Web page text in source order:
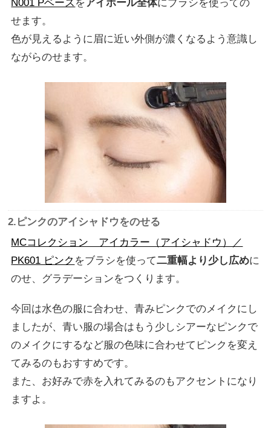
N001 Pベース をアイホール全体にブラシを使っての
せます。
色が見えるように眉に近い外側が濃くなるよう意識し
ながらのせます。
2.ピンクのアイシャドウをのせる
MCコレクション アイカラー（アイシャドウ）／
PK601 ピンク をブラシを使って二重幅より少し広めに
のせ、グラデーションをつくります。
今回は水色の服に合わせ、青みピンクでのメイクにし
ましたが、青い服の場合はもう少しシアーなピンクで
のメイクにするなど服の色味に合わせてピンクを変え
てみるのもおすすめです。
また、お好みで赤を入れてみるのもアクセントになり
ますよ。